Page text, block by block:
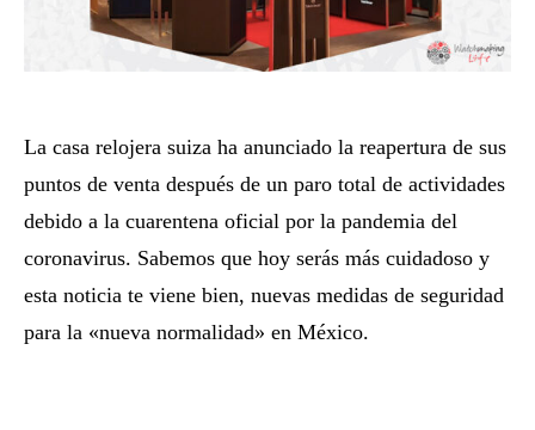
La casa relojera suiza ha anunciado la reapertura de sus
puntos de venta después de un paro total de actividades
debido a la cuarentena oficial por la pandemia del
coronavirus. Sabemos que hoy serás más cuidadoso y
esta noticia te viene bien, nuevas medidas de seguridad
para la «nueva normalidad» en México.